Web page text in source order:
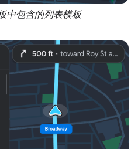
中包含的列表模板